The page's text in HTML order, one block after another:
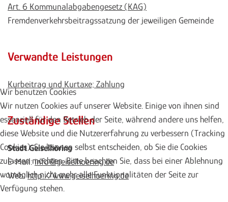
Art. 6 Kommunalabgabengesetz (KAG)
Fremdenverkehrsbeitragssatzung der jeweiligen Gemeinde
Verwandte Leistungen
Kurbeitrag und Kurtaxe; Zahlung
Zuständige Stellen
Stadt Geiselhöring
E-Mail:info@geiselhoering.de
Web:http://www.geiselhoering.de
Wir benutzen Cookies
Wir nutzen Cookies auf unserer Website. Einige von ihnen sind
essenziell für den Betrieb der Seite, während andere uns helfen,
diese Website und die Nutzererfahrung zu verbessern (Tracking
Cookies). Sie können selbst entscheiden, ob Sie die Cookies
zulassen möchten. Bitte beachten Sie, dass bei einer Ablehnung
womöglich nicht mehr alle Funktionalitäten der Seite zur
Verfügung stehen.